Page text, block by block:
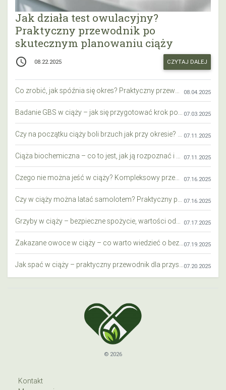
Jak działa test owulacyjny?
Praktyczny przewodnik po
skutecznym planowaniu ciąży
access_time 08.22.2025 CZYTAJ DALEJ
08.04.2025
07.03.2025
07.11.2025
07.11.2025
07.16.2025
07.16.2025
07.17.2025
07.19.2025
07.20.2025
© 2026
Kontakt